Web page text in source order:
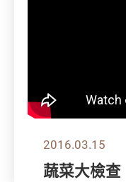
2016.03.15
蔬菜大檢查